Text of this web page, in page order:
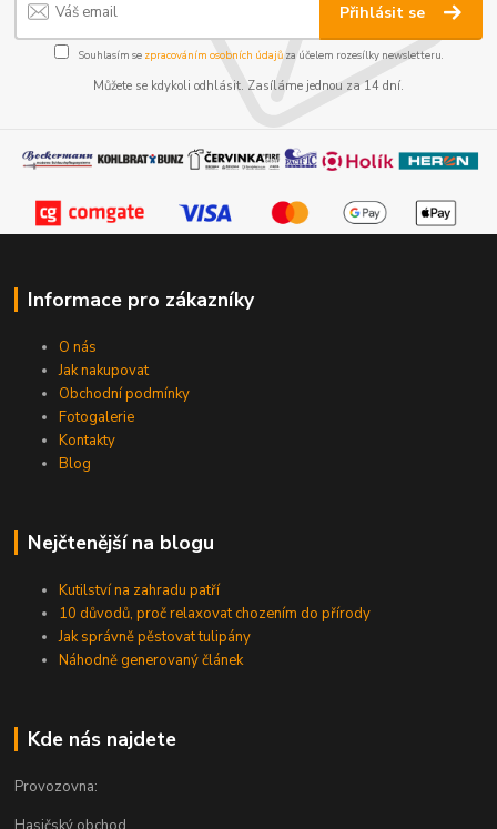
Přihlásit se
Souhlasím se zpracováním osobních údajůza účelem rozesílky newsletteru.
Můžete se kdykoli odhlásit. Zasíláme jednou za 14 dní.
Informace pro zákazníky
O nás
Jak nakupovat
Obchodní podmínky
Fotogalerie
Kontakty
Blog
Nejčtenější na blogu
Kutilství na zahradu patří
10 důvodů, proč relaxovat chozením do přírody
Jak správně pěstovat tulipány
Náhodně generovaný článek
Kde nás najdete
Provozovna: